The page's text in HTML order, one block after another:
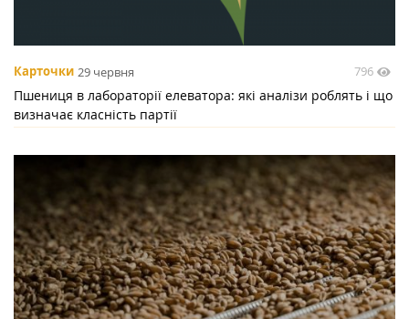
Карточки 29 червня 796
Пшениця в лабораторії елеватора: які аналізи роблять і що
визначає класність партії